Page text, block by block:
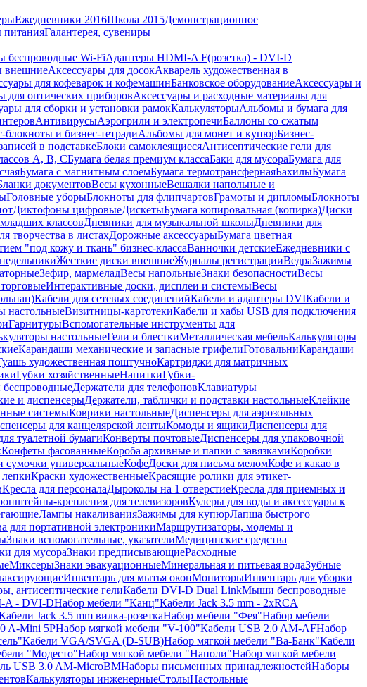
Ежедневники 2016Школа 2015Демонстрационное
Галантерея, сувениры
беспроводные Wi-FiАдаптеры HDMI-A F(розетка) - DVI-D
внешниеАксессуары для досокАкварель художественная в
для кофеварок и кофемашинБанковское оборудованиеАксессуары и
для оптических приборовАксессуары и расходные материалы для
для сборки и установки рамокКалькуляторыАльбомы и бумага для
АнтивирусыАэрогрили и электропечиБаллоны со сжатым
блокноты и бизнес-тетрадиАльбомы для монет и купюрБизнес-
в подставкеБлоки самоклеящиесяАнтисептические гели для
А, В, СБумага белая премиум классаБаки для мусораБумага для
Бумага с магнитным слоемБумага термотрансфернаяБахилыБумага
документовВесы кухонныеВешалки напольные и
Головные уборыБлокноты для флипчартовГрамоты и дипломыБлокноты
Диктофоны цифровыеДискетыБумага копировальная (копирка)Диски
классовДневники для музыкальной школыДневники для
творчества в листахДорожные аксессуарыБумага цветная
"под кожу и ткань" бизнес-классаВанночки детскиеЕжедневники с
Жесткие диски внешниеЖурналы регистрацииВедраЗажимы
Зефир, мармеладВесы напольныеЗнаки безопасностиВесы
Интерактивные доски, дисплеи и системыВесы
Кабели для сетевых соединенийКабели и адаптеры DVIКабели и
настольныеВизитницы-картотекиКабели и хабы USB для подключения
ГарнитурыВспомогательные инструменты для
настольныеГели и блесткиМеталлическая мебельКалькуляторы
Карандаши механические и запасные грифелиГотовальниКарандаши
художественная поштучноКартриджи для матричных
Губки хозяйственныеНапиткиГубки-
Держатели для телефоновКлавиатуры
и диспенсерыДержатели, таблички и подставки настольныеКлейкие
системыКоврики настольныеДиспенсеры для аэрозольных
для канцелярской лентыКомоды и ящикиДиспенсеры для
туалетной бумагиКонверты почтовыеДиспенсеры для упаковочной
Конфеты фасованныеКороба архивные и папки с завязкамиКоробки
сумочки универсальныеКофеДоски для письма меломКофе и какао в
Краски художественныеКрасящие ролики для этикет-
Кресла для персоналаДыроколы на 1 отверстиеКресла для приемных и
крепления для телевизоровКулеры для воды и аксессуары к
Лампы накаливанияЗажимы для купюрЛапша быстрого
для портативной электроникиМаршрутизаторы, модемы и
Знаки вспомогательные, указателиМедицинские средства
для мусораЗнаки предписывающиеРасходные
МиксерыЗнаки эвакуационныеМинеральная и питьевая водаЗубные
Инвентарь для мытья оконМониторыИнвентарь для уборки
антисептические гелиКабели DVI-D Dual LinkМыши беспроводные
A - DVI-DНабор мебели "Канц"Кабели Jack 3.5 mm - 2xRCA
Jack 3.5 mm вилка-розеткаНабор мебели "Фея"Набор мебели
A-Mini 5PНабор мягкой мебели "V-100"Кабели USB 2.0 AM-AFНабор
Кабели VGA/SVGA (D-SUB)Набор мягкой мебели "Ва-Банк"Кабели
"Модесто"Набор мягкой мебели "Наполи"Набор мягкой мебели
USB 3.0 AM-MicroBMНаборы письменных принадлежностейНаборы
Калькуляторы инженерныеСтолыНастольные